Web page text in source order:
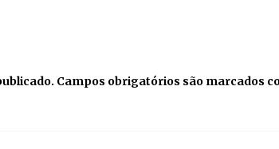
Campos obrigatórios são marcados